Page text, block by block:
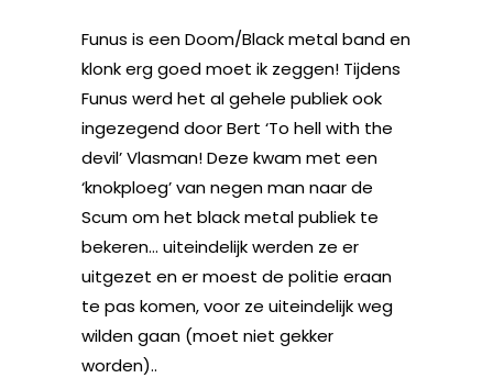
Funus is een Doom/Black metal band en
klonk erg goed moet ik zeggen! Tijdens
Funus werd het al gehele publiek ook
ingezegend door Bert ‘To hell with the
devil’ Vlasman! Deze kwam met een
‘knokploeg’ van negen man naar de
Scum om het black metal publiek te
bekeren… uiteindelijk werden ze er
uitgezet en er moest de politie eraan
te pas komen, voor ze uiteindelijk weg
wilden gaan (moet niet gekker
worden)..